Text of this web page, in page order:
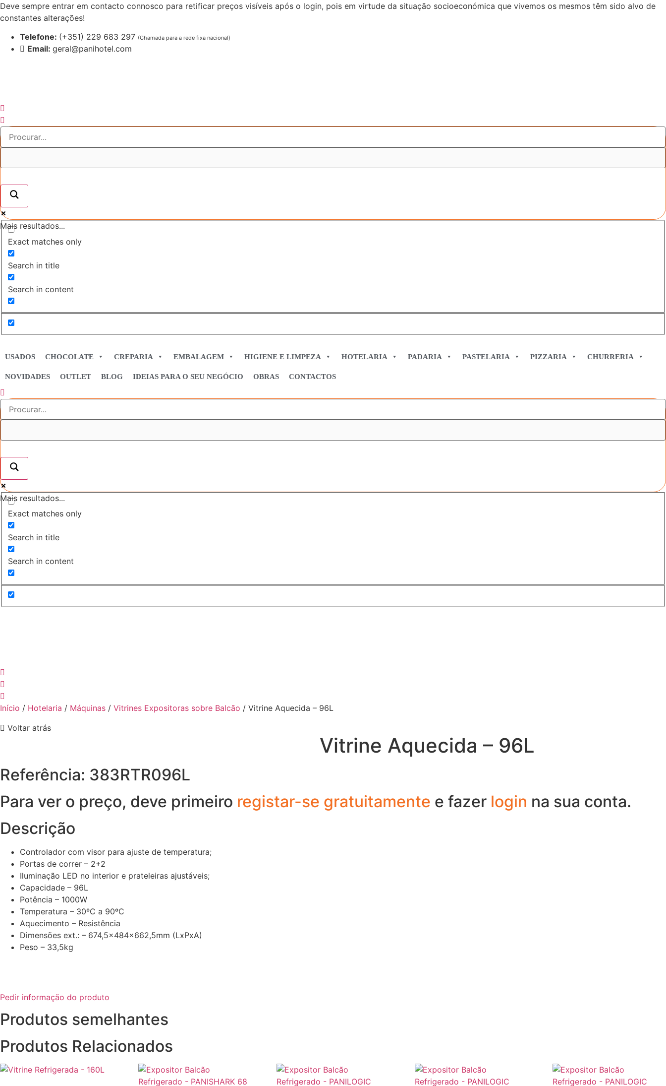
Pular
para
conteúdo
Deve sempre entrar em contacto connosco para retificar preços visíveis após o login, pois em virtude da situação socioeconómica que vivemos os mesmos têm sido alvo de
constantes alterações!
Telefone: (+351) 229 683 297 (Chamada para a rede fixa nacional)
Email: geral@panihotel.com
Mais resultados...
Exact matches only
Search in title
Search in content
USADOS CHOCOLATE CREPARIA EMBALAGEM HIGIENE E LIMPEZA HOTELARIA PADARIA PASTELARIA PIZZARIA CHURRERIA
NOVIDADES OUTLET BLOG IDEIAS PARA O SEU NEGÓCIO OBRAS CONTACTOS
Mais resultados...
Exact matches only
Search in title
Search in content
Início / Hotelaria / Máquinas / Vitrines Expositoras sobre Balcão / Vitrine Aquecida – 96L
Voltar atrás
Vitrine Aquecida – 96L
Referência: 383RTR096L
Para ver o preço, deve primeiro registar-se gratuitamente e fazer login na sua conta.
Descrição
Controlador com visor para ajuste de temperatura;
Portas de correr – 2+2
Iluminação LED no interior e prateleiras ajustáveis;
Capacidade – 96L
Potência – 1000W
Temperatura – 30ºC a 90ºC
Aquecimento – Resistência
Dimensões ext.: – 674,5x484x662,5mm (LxPxA)
Peso – 33,5kg
Pedir informação do produto
Produtos semelhantes
Produtos Relacionados